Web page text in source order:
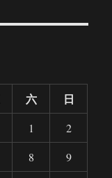
六 日
1
2
8
9